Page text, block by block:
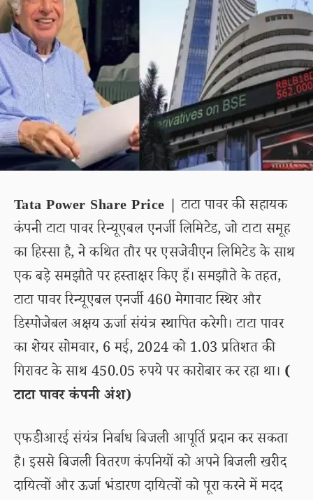
Tata Power Share Price | टाटा पावर की सहायक
कंपनी टाटा पावर रिन्यूएबल एनर्जी लिमिटेड, जो टाटा समूह
का हिस्सा है, ने कथित तौर पर एसजेवीएन लिमिटेड के साथ
एक बड़े समझौते पर हस्ताक्षर किए हैं। समझौते के तहत,
टाटा पावर रिन्यूएबल एनर्जी 460 मेगावाट स्थिर और
डिस्पोजेबल अक्षय ऊर्जा संयंत्र स्थापित करेगी। टाटा पावर
का शेयर सोमवार, 6 मई, 2024 को 1.03 प्रतिशत की
गिरावट के साथ 450.05 रुपये पर कारोबार कर रहा था। (
टाटा पावर कंपनी अंश)
एफडीआरई संयंत्र निर्बाध बिजली आपूर्ति प्रदान कर सकता
है। इससे बिजली वितरण कंपनियों को अपने बिजली खरीद
दायित्वों और ऊर्जा भंडारण दायित्वों को पूरा करने में मदद